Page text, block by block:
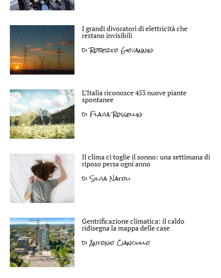
I grandi divoratori di elettricità che
restano invisibili
diRoberto Giovannini
L’Italia riconosce 453 nuove piante
spontanee
di Flavia Rossellini
Il clima ci toglie il sonno: una settimana di
riposo persa ogni anno
diSilvia Natoli
Gentrificazione climatica: il caldo
ridisegna la mappa delle case
diAntonio Cianciullo